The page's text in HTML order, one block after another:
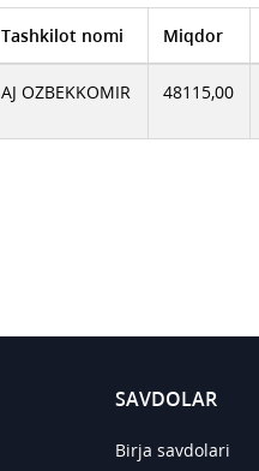
Tashkilot nomi Miqdor
AJ OZBEKKOMIR 48115,00
SAVDOLAR
Birja savdolari